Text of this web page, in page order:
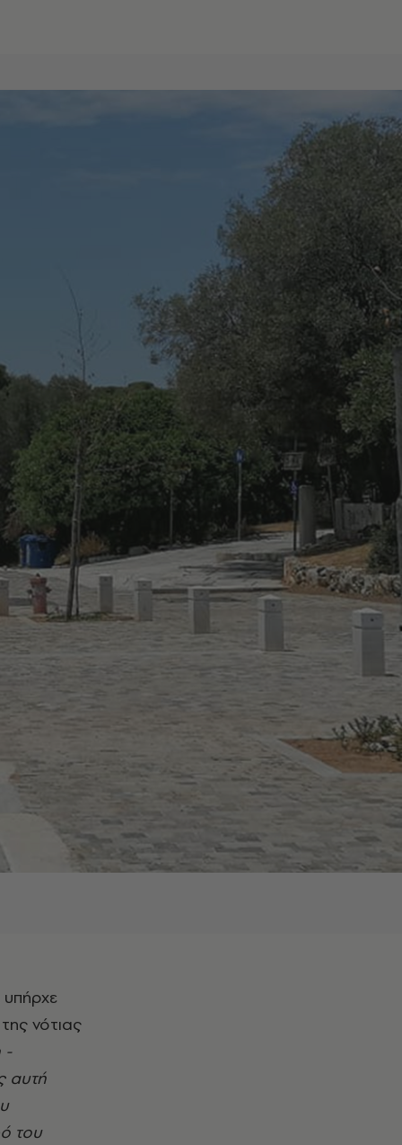
νότιας
-
αυτή
του